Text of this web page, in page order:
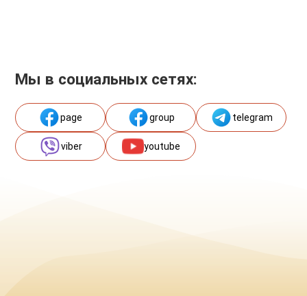
Мы в социальных сетях:
page group telegram
viber youtube